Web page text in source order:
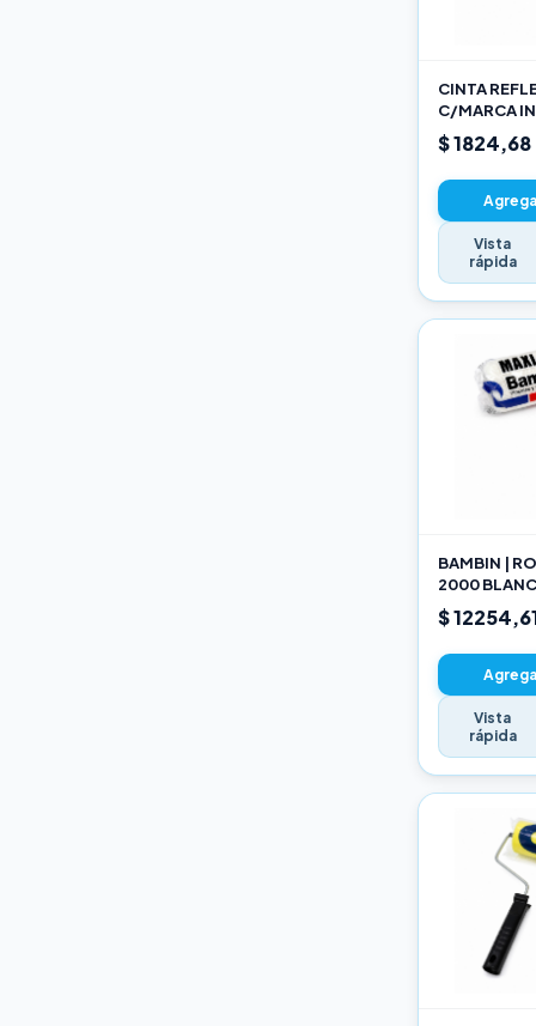
CINTA
C/MARCA
$ 1824,68
Vista
rápida
BAMBIN |
2000
$
Vista
rápida